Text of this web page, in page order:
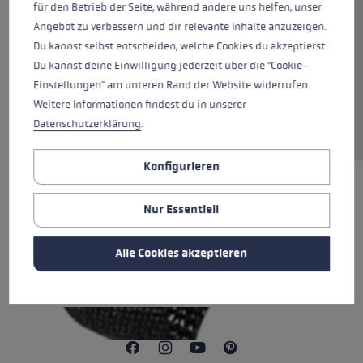
In den Warenkorb
ALLE EIGENSCHAFTEN
BEWERTUNGEN (3)
für den Betrieb der Seite, während andere uns helfen, unser
Angebot zu verbessern und dir relevante Inhalte anzuzeigen.
Du kannst selbst entscheiden, welche Cookies du akzeptierst.
Du kannst deine Einwilligung jederzeit über die "Cookie-
Einstellungen" am unteren Rand der Website widerrufen.
Weitere Informationen findest du in unserer
Datenschutzerklärung.
Konfigurieren
Nur Essentiell
Alle Cookies akzeptieren